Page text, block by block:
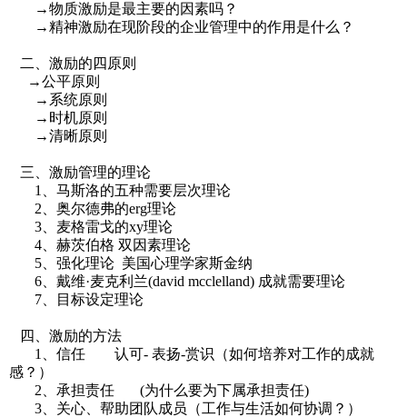
→物质激励是最主要的因素吗？
→精神激励在现阶段的企业管理中的作用是什么？
二、激励的四原则
→公平原则
→系统原则
→时机原则
→清晰原则
三、激励管理的理论
1、马斯洛的五种需要层次理论
2、奥尔德弗的erg理论
3、麦格雷戈的xy理论
4、赫茨伯格 双因素理论
5、强化理论 美国心理学家斯金纳
6、戴维·麦克利兰(david mcclelland) 成就需要理论
7、目标设定理论
四、激励的方法
1、信任 认可- 表扬-赏识（如何培养对工作的成就
感？）
2、承担责任 (为什么要为下属承担责任)
3、关心、帮助团队成员（工作与生活如何协调？）